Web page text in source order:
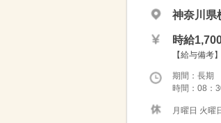
神奈川県
時給
【給与備
期間：長
時間：08：
月曜日 火曜